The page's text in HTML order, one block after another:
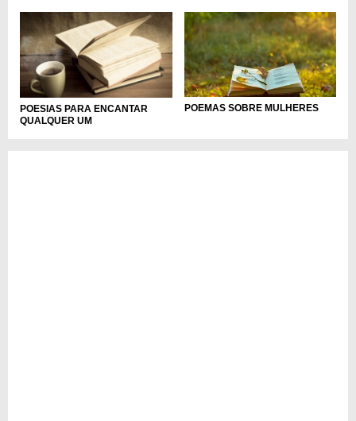
POESIAS PARA ENCANTAR
QUALQUER UM
POEMAS SOBRE MULHERES